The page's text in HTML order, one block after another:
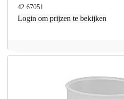
42.67051
Login om prijzen te bekijken